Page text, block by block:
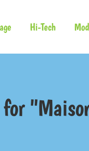
Hi-Tech